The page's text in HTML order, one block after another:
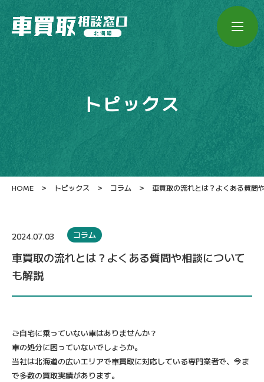
トピックス
HOME > トピックス > コラム > 車買取の流れとは？よくある質問
2024.07.03 コラム
車買取の流れとは？よくある質問や相談について
も解説
ご自宅に乗っていない車はありませんか？
車の処分に困っていないでしょうか。
当社は北海道の広いエリアで車買取に対応している専門業者で、今ま
で多数の買取実績があります。